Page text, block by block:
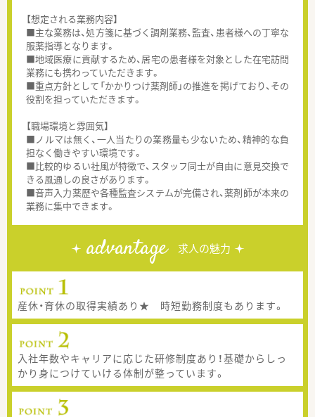
【想定される業務内容】
■主な業務は、処方箋に基づく調剤業務、監査、患者様への丁寧な
服薬指導となります。
■地域医療に貢献するため、居宅の患者様を対象とした在宅訪問
業務にも携わっていただきます。
■重点方針として「かかりつけ薬剤師」の推進を掲げており、その
役割を担っていただきます。
【職場環境と雰囲気】
■ノルマは無く、一人当たりの業務量も少ないため、精神的な負
担なく働きやすい環境です。
■比較的ゆるい社風が特徴で、スタッフ同士が自由に意見交換で
きる風通しの良さがあります。
■音声入力薬歴や各種監査システムが完備され、薬剤師が本来の
業務に集中できます。
advantage 求人の魅力
産休・育休の取得実績あり★ 時短勤務制度もあります。
入社年数やキャリアに応じた研修制度あり！基礎からしっ
かり身につけていける体制が整っています。